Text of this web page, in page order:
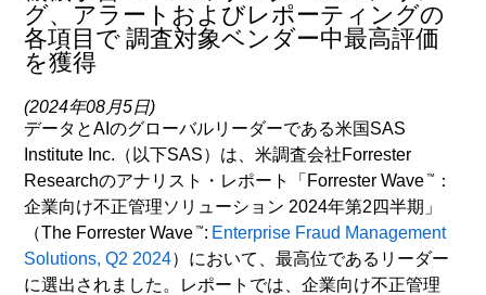
グ、アラートおよびレポーティングの
各項目で 調査対象ベンダー中最高評価
を獲得
(2024年08月5日)
データとAIのグローバルリーダーである米国SAS
Institute Inc.（以下SAS）は、米調査会社Forrester
Researchのアナリスト・レポート「Forrester Wave ™：
企業向け不正管理ソリューション 2024年第2四半期」
（The Forrester Wave ™: Enterprise Fraud Management
Solutions,Q2 2024）において、最高位であるリーダー
に選出されました。レポートでは、企業向け不正管理